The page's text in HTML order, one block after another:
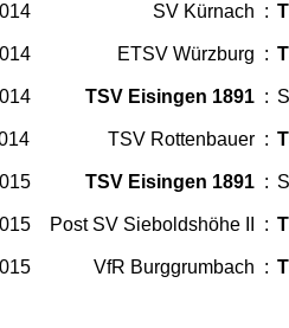
SV Kürnach :
ETSV Würzburg :
TSV Eisingen 1891 :
TSV Rottenbauer :
TSV Eisingen 1891 :
Post SV Sieboldshöhe II :
VfR Burggrumbach :